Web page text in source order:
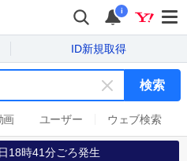
i
ID新規取得
キ
ー
ワ
検索
画 ユーザー ウェブ検索
18時41分ごろ発生